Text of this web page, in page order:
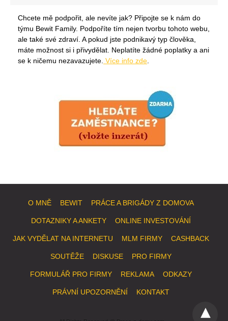
Chcete mě podpořit, ale nevíte jak? Připojte se k nám do
týmu Bewit Family. Podpoříte tím nejen tvorbu tohoto webu,
ale také své zdraví. A pokud jste podnikavý typ člověka,
máte možnost si i přivydělat. Neplatíte žádné poplatky a ani
se k ničemu nezavazujete. Více info zde
O MNĚ BEWIT PRÁCE A BRIGÁDY Z DOMOVA
DOTAZNIKY A ANKETY ONLINE INVESTOVÁNÍ
JAK VYDĚLAT NA INTERNETU MLM FIRMY CASHBACK
SOUTĚŽE DISKUSE PRO FIRMY
FORMULÁŘ PRO FIRMY REKLAMA ODKAZY
PRÁVNÍ UPOZORNĚNÍ KONTAKT